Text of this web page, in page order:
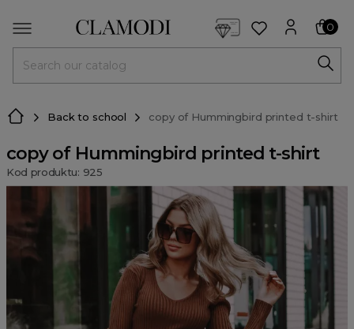
0
Back to school copy of Hummingbird printed t-shirt
copy of Hummingbird printed t-shirt
Kod produktu: 925